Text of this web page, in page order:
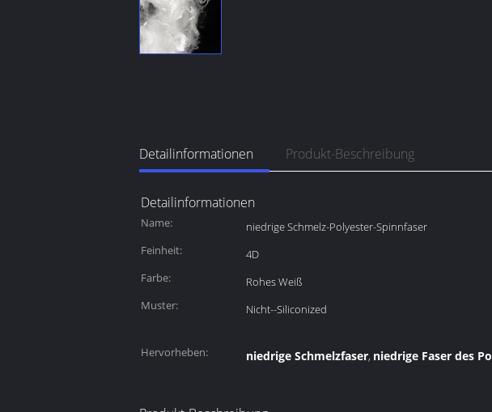
Detailinformationen Produkt-Beschreibung
Detailinformationen
Name: niedrige Schmelz-Polyester-Spinnfaser
Feinheit:
4D
Farbe:
Rohes Weiß
Muster:
Nicht--Siliconized
Hervorheben:
niedrige Schmelzfaser, niedrige Faser des